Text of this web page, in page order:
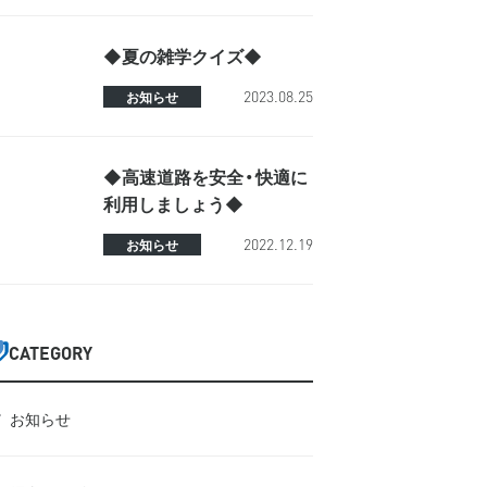
◆夏の雑学クイズ◆
お知らせ 2023.08.25
◆高速道路を安全・快適に
利用しましょう◆
お知らせ 2022.12.19
CATEGORY
お知らせ